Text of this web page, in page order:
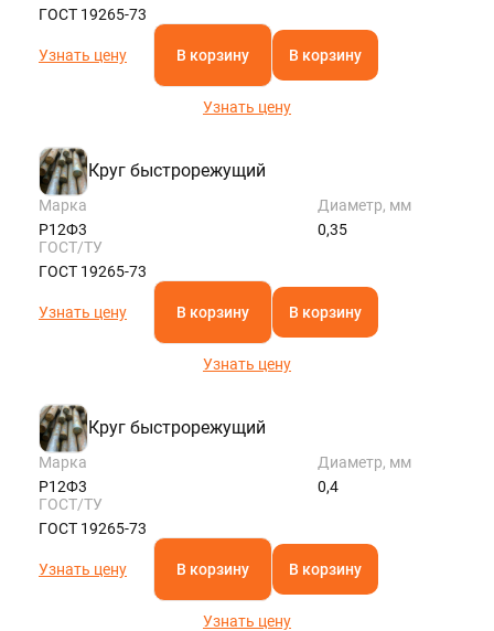
ГОСТ 19265-73
Узнать цену В корзину В корзину
Узнать цену
Круг быстрорежущий
Марка
Р12Ф3
Диаметр, мм
0,35
ГОСТ/ТУ
ГОСТ 19265-73
Узнать цену В корзину В корзину
Узнать цену
Круг быстрорежущий
Марка
Р12Ф3
Диаметр, мм
0,4
ГОСТ/ТУ
ГОСТ 19265-73
Узнать цену В корзину В корзину
Узнать цену